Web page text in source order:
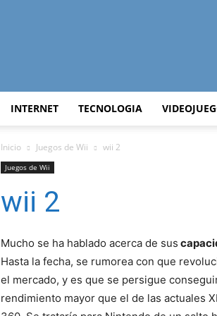
INTERNET TECNOLOGIA
Inicio Juegos de Wii wii 2
Juegos de Wii
wii 2
Mucho se ha hablado acerca de sus
Hasta la fecha, se rumorea con que
el mercado, y es que se persigue
rendimiento mayor que el de las actuales